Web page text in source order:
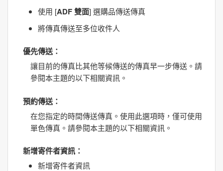
使用 [ADF 雙面] 選購品傳送傳真
將傳真傳送至多位收件人
優先傳送 ：
讓目前的傳真比其他等候傳送的傳真早一步傳送。請
參閱本主題的以下相關資訊。
預約傳送 ：
在您指定的時間傳送傳真。使用此選項時，僅可使用
單色傳真。請參閱本主題的以下相關資訊。
新增寄件者資訊 ：
新增寄件者資訊